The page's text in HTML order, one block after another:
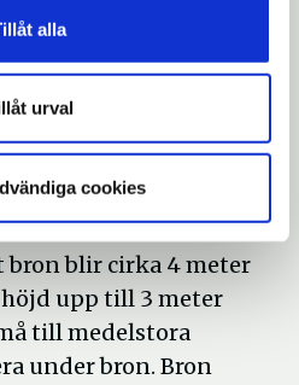
alla
urval
cookies
högre bro
bron blir cirka 4 meter
upp till 3 meter
till medelstora
under bron. Bron